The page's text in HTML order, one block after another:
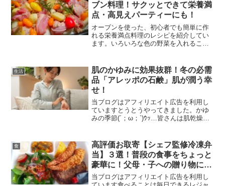
ブン料理！サクッとできて栄養満
点・高見えパーティーにも！
オーブンを使った、初心者でも簡単に作
れる栄養満点料理のレシピを紹介してい
ます。いろいろな色の野菜を入れること
本、ほったらかしなので忙しい時にもぜ
ひ！時短グッズの紹介も！
生活
肌のかゆみに効果抜群！冬の必需
品「アレッポの石鹸」肌が潤う幸
せ！
当ブログはアフィリエイト広告を利用し
ていますとうとうやってきました。かゆ
みの季節(´；ω；`)ｳｯ…皆さんは肌乾燥に
こい かゆみに悩まされております。夏の
間はDove...
食
高評価お取寄【シェフ監修冷凍弁
当】３選！普段の食事をちょっと
豪華に！父母・子への贈り物に
も！
当ブログはアフィリエイト広告を利用し